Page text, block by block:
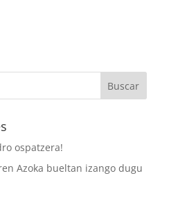
ospatzera!
Azoka bueltan izango dugu